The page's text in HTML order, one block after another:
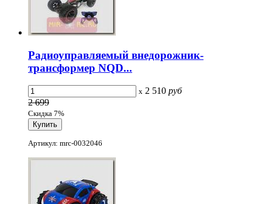
Радиоуправляемый внедорожник-
трансформер NQD...
x 2 510 руб
2 699
Скидка 7%
Артикул: mrc-0032046